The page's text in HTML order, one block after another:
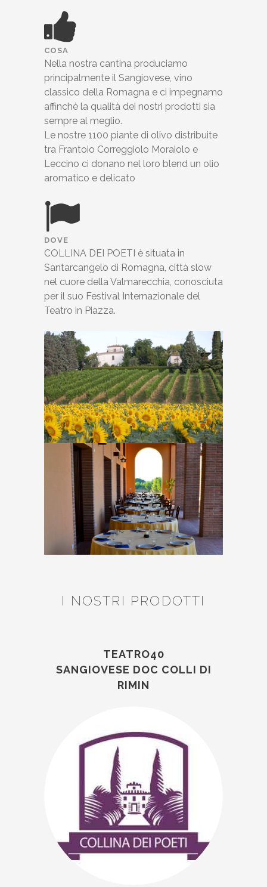
COSA
Nella nostra cantina produciamo
principalmente il Sangiovese, vino
classico della Romagna e ci impegnamo
affinchè la qualità dei nostri prodotti sia
sempre al meglio.
Le nostre 1100 piante di olivo distribuite
tra Frantoio Correggiolo Moraiolo e
Leccino ci donano nel loro blend un olio
aromatico e delicato
DOVE
COLLINA DEI POETI è situata in
Santarcangelo di Romagna, città slow
nel cuore della Valmarecchia, conosciuta
per il suo Festival Internazionale del
Teatro in Piazza.
I NOSTRI PRODOTTI
TEATRO40
SANGIOVESE DOC COLLI DI
RIMIN